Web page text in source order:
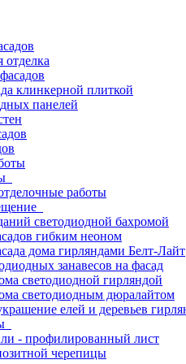
отделка
клинкерной плиткой
панелей
работы
светодиодной бахромой
гибким неоном
дома гирляндами Белт-Лайт
занавесов на фасад
светодиодной гирляндой
светодиодным дюралайтом
елей и деревьев
- профилированный лист
черепицы